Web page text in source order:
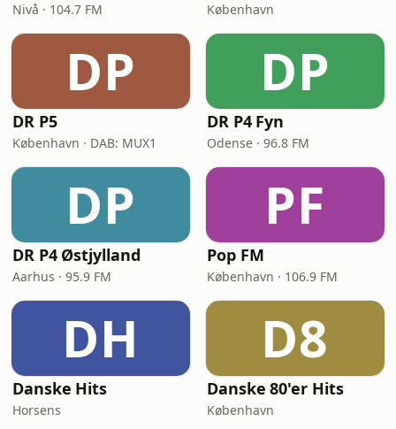
Nivå · 104.7 FM København
DP
DR P5
København · DAB: MUX1
DP
DR P4 Fyn
Odense · 96.8 FM
DP
DR P4 Østjylland
Aarhus · 95.9 FM
PF
Pop FM
København · 106.9 FM
DH
Danske Hits
Horsens
D8
Danske 80'er Hits
København